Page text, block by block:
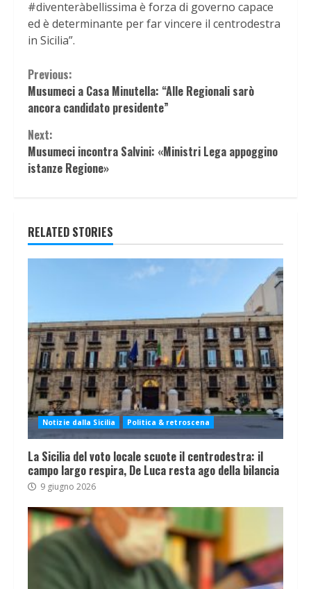
#diventeràbellissima è forza di governo capace
ed è determinante per far vincere il centrodestra
in Sicilia”.
Continue
Reading
Previous:
Musumeci a Casa Minutella: “Alle Regionali sarò
ancora candidato presidente”
Next:
Musumeci incontra Salvini: «Ministri Lega appoggino
istanze Regione»
RELATED STORIES
Notizie dalla Sicilia Politica & retroscena
La Sicilia del voto locale scuote il centrodestra: il
campo largo respira, De Luca resta ago della bilancia
9 giugno 2026